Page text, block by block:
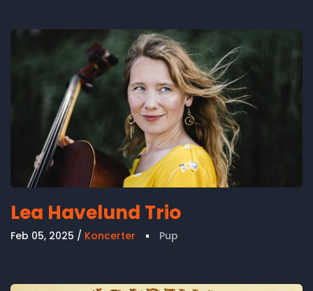
Lea Havelund Trio
Feb 05, 2025 Koncerter Pup